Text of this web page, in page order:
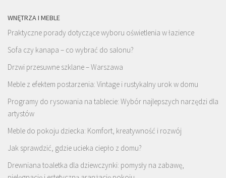
WNĘTRZA I MEBLE
Praktyczne porady dotyczące wyboru oświetlenia w łazience
Sofa czy kanapa – co wybrać do salonu?
Drzwi przesuwne szklane – Warszawa
Meble z efektem postarzenia: Vintage i rustykalny urok w domu
Programy do rysowania na tablecie: Wybór najlepszych narzędzi dla
artystów
Meble do pokoju dziecka: Komfort, kreatywność i rozwój
Jak sprawdzić, gdzie ucieka ciepło z domu?
Drewniana toaletka dla dziewczynki: pomysły na zabawę,